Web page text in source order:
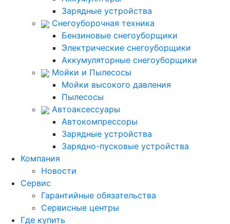
Зарядные устройства
Снегоуборочная техника
Бензиновые снегоуборщики
Электрические снегоуборщики
Аккумуляторные снегоуборщики
Мойки и Пылесосы
Мойки высокого давления
Пылесосы
Автоаксессуары
Автокомпрессоры
Зарядные устройства
Зарядно-пусковые устройства
Компания
Новости
Сервис
Гарантийные обязательства
Сервисные центры
Где купить